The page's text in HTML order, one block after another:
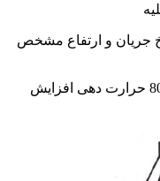
جریان و ارتفاع مشخص
می تواند عمر پوشش کوره را تا تعداد 8000 حرارت دهی افزایش